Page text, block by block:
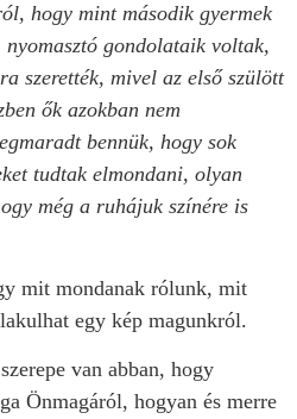
hogy mint második gyermek
nyomasztó gondolataik voltak,
szerették, mivel az első szülött
ők azokban nem
bennük, hogy sok
tudtak elmondani, olyan
még a ruhájuk színére is
mit mondanak rólunk, mit
egy kép magunkról.
van abban, hogy
Önmagáról, hogyan és merre